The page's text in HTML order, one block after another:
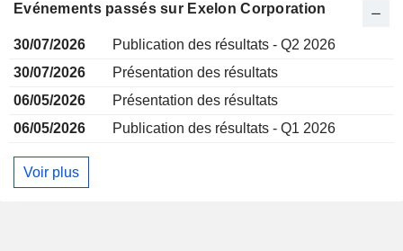
Evénements passés sur Exelon Corporation
30/07/2026
Publication des résultats - Q2 2026
30/07/2026
Présentation des résultats
06/05/2026
Présentation des résultats
06/05/2026
Publication des résultats - Q1 2026
Voir plus